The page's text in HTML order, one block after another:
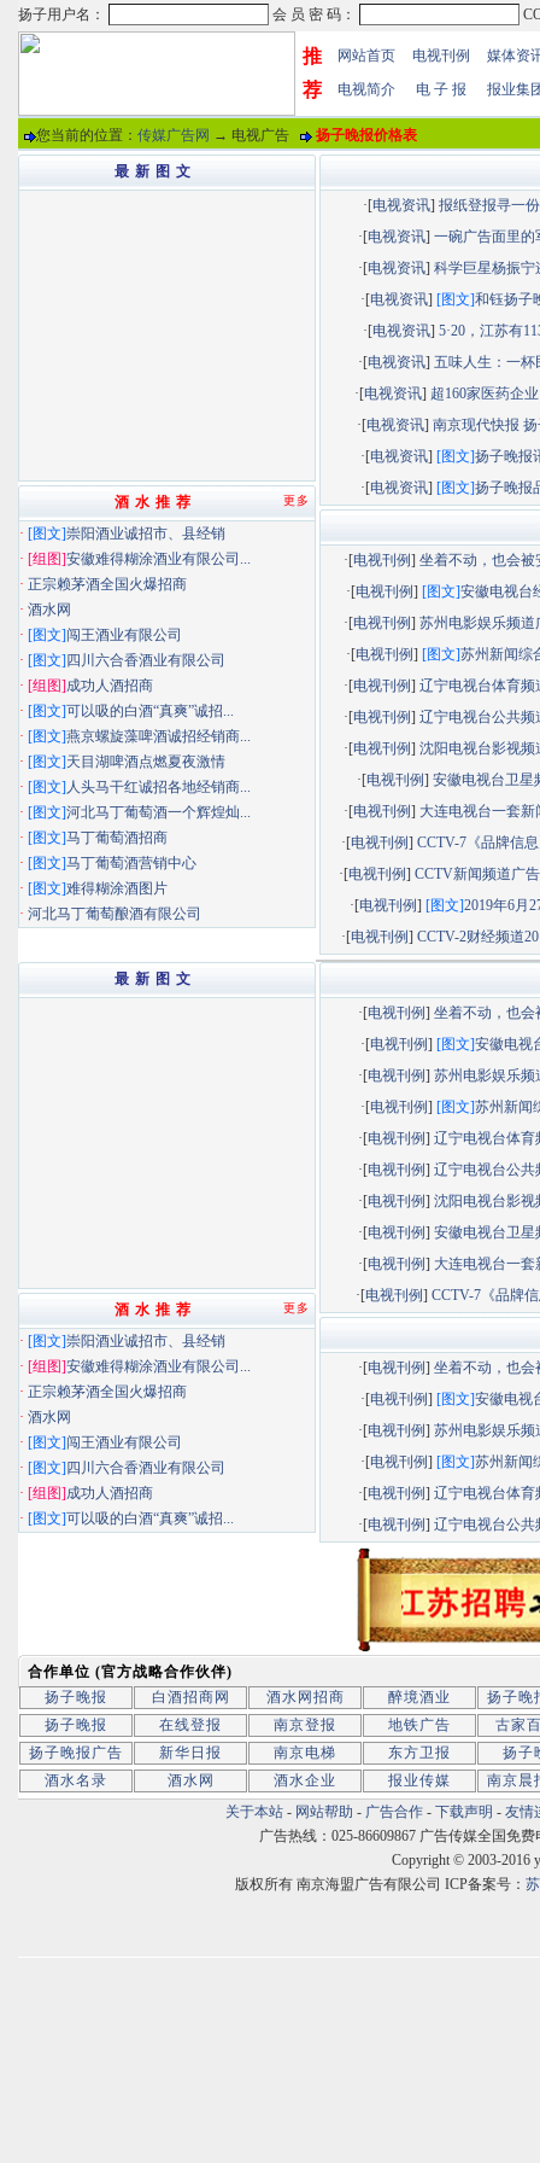
推
荐
网站首页 电视刊例
媒体资
电视简介
电 子 报 报业集
您当前的位置： 传媒广告网 → 电视广告 扬子晚报价格表
·[电视资讯] 报纸登报寻一份
·[电视资讯]一碗广告面里的
·[电视资讯]科学巨星杨振宁
·[电视资讯] [图文]和钰扬子
·[电视资讯]5·20，江苏有
·[电视资讯]五味人生：一杯
·[电视资讯] 超160家医药企
·[电视资讯] 南京现代快报 扬
·[电视资讯] [图文]扬子晚报
·[电视资讯] [图文]扬子晚报
·[电视刊例]坐着不动，也会被
·[电视刊例] [图文]安徽电视台
·[电视刊例]苏州电影娱乐频道
·[电视刊例] [图文]苏州新闻综
·[电视刊例]辽宁电视台体育频
·[电视刊例]辽宁电视台公共频
·[电视刊例]沈阳电视台影视频
·[电视刊例] 安徽电视台卫星
·[电视刊例] 大连电视台一套新
·[电视刊例] CCTV-7《品牌信
·[电视刊例]CCTV新闻频道广
·[电视刊例] [图文]2019年6月
·[电视刊例] CCTV-2财经频道
最 新 图 文
更多
酒 水 推 荐
· [图文]崇阳酒业诚招市、县经销
· [组图]安徽难得糊涂酒业有限公司...
· 正宗赖茅酒全国火爆招商
· 酒水网
· [图文]闯王酒业有限公司
· [图文] 四川六合香酒业有限公司
· [组图]成功人酒招商
· [图文]可以吸的白酒“真爽”诚招...
· [图文]燕京螺旋藻啤酒诚招经销商...
· [图文]天目湖啤酒点燃夏夜激情
· [图文] 人头马干红诚招各地经销商...
· [图文]河北马丁葡萄酒一个辉煌灿...
· [图文]马丁葡萄酒招商
· [图文]马丁葡萄酒营销中心
· [图文]难得糊涂酒图片
· 河北马丁葡萄酿酒有限公司
·[电视刊例]坐着不动，也会
·[电视刊例] [图文]安徽电视
·[电视刊例]苏州电影娱乐频
·[电视刊例] [图文]苏州新闻
·[电视刊例]辽宁电视台体育
·[电视刊例]辽宁电视台公共
·[电视刊例]沈阳电视台影视
·[电视刊例]安徽电视台卫星
·[电视刊例] 大连电视台一套
·[电视刊例] CCTV-7《品牌
·[电视刊例]坐着不动，也会
·[电视刊例] [图文]安徽电视
·[电视刊例]苏州电影娱乐频
·[电视刊例] [图文]苏州新闻
·[电视刊例]辽宁电视台体育
·[电视刊例]辽宁电视台公共
最 新 图 文
更多
酒 水 推 荐
· [图文]崇阳酒业诚招市、县经销
· [组图]安徽难得糊涂酒业有限公司...
· 正宗赖茅酒全国火爆招商
· 酒水网
· [图文]闯王酒业有限公司
· [图文] 四川六合香酒业有限公司
· [组图]成功人酒招商
· [图文]可以吸的白酒“真爽”诚招...
合作单位 (官方战略合作伙伴)
扬子晚报
白酒招商网 酒水网招商 醉境酒业
扬子晚
扬子晚报
在线登报 南京登报 地铁广告
古家
扬子晚报广告
新华日报 南京电梯 东方卫报
扬子
酒水名录
酒水网 酒水企业 报业传媒
南京晨
关于本站 - 网站帮助 - 广告合作 - 下载声明 - 友情
广告热线：025-86609867 广告传媒全国免费
Copyright © 2003-2016
版权所有 南京海盟广告有限公司 ICP备案号：